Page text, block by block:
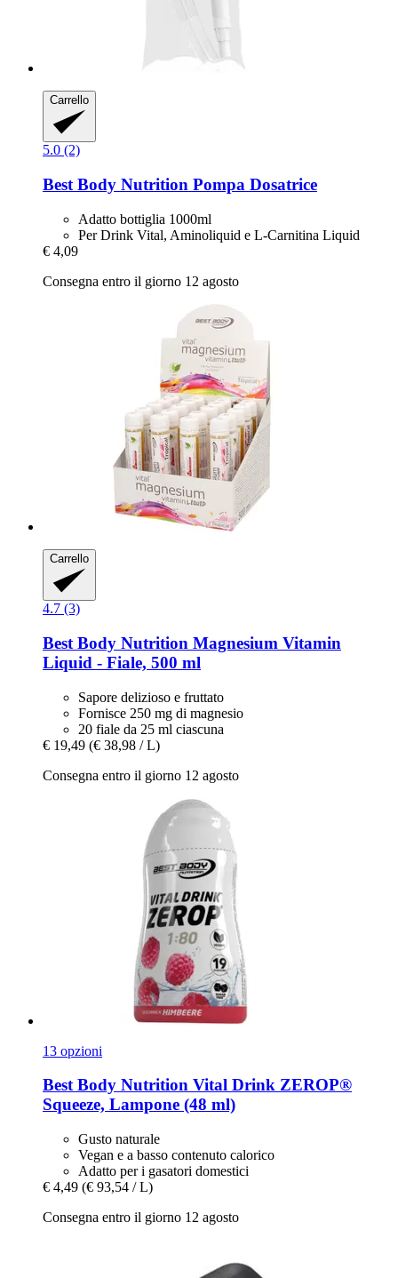
Carrello
5.0 (2)
Best Body Nutrition Pompa Dosatrice
Adatto bottiglia 1000ml
Per Drink Vital, Aminoliquid e L-Carnitina Liquid
€ 4,09
Consegna entro il giorno 12 agosto
Carrello
4.7 (3)
Best Body Nutrition Magnesium Vitamin
Liquid -​ Fiale, 500 ml
Sapore delizioso e fruttato
Fornisce 250 mg di magnesio
20 fiale da 25 ml ciascuna
€ 19,49 (€ 38,98 / L)
Consegna entro il giorno 12 agosto
13 opzioni
Best Body Nutrition Vital Drink ZEROP®
Squeeze, Lampone (48 ml)
Gusto naturale
Vegan e a basso contenuto calorico
Adatto per i gasatori domestici
€ 4,49 (€ 93,54 / L)
Consegna entro il giorno 12 agosto